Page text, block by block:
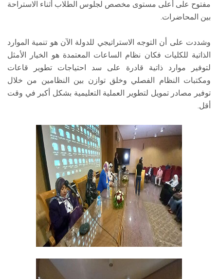
مفتوح على أعلى مستوى مخصص لجلوس الطلاب أثناء الاستراحة
بين المحاضرات.
وشددت على أن التوجه الاستراتيجي للدولة الآن هو تنمية الموارد
الذاتية للكليات فكان نظام الساعات المعتمدة هو الخيار الأمثل
لتوفير موارد ذاتية قادرة على سد احتياجات تطوير قاعات
ومكتبات النظام الفصلي وخلق توازن بين النظامين من خلال
توفير مصادر تمويل لتطوير العملية التعليمية بشكل أكبر في وقت
أقل.